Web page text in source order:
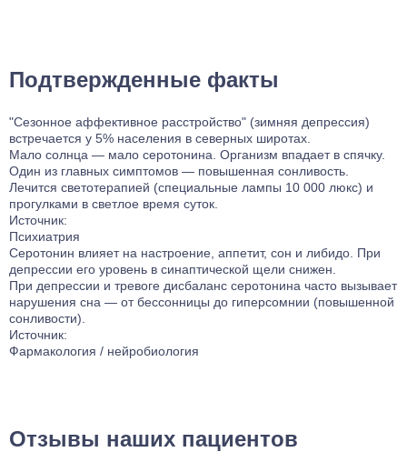
Подтвержденные факты
"Сезонное аффективное расстройство" (зимняя депрессия)
встречается у 5% населения в северных широтах.
Мало солнца — мало серотонина. Организм впадает в спячку.
Один из главных симптомов — повышенная сонливость.
Лечится светотерапией (специальные лампы 10 000 люкс) и
прогулками в светлое время суток.
Источник:
Психиатрия
Серотонин влияет на настроение, аппетит, сон и либидо. При
депрессии его уровень в синаптической щели снижен.
При депрессии и тревоге дисбаланс серотонина часто вызывает
нарушения сна — от бессонницы до гиперсомнии (повышенной
сонливости).
Источник:
Фармакология / нейробиология
Отзывы наших пациентов